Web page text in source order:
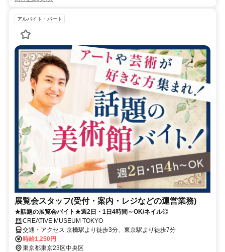
アルバイト・パート
展覧会スタッフ(受付・案内・レジなどの運営業務)
★話題の展覧会バイト★週2日・1日4時間～OK/ネイル◎
CREATIVE MUSEUM TOKYO
交通・アクセス 京橋駅より徒歩3分、東京駅より徒歩7分
時給1,250円
東京都東京23区中央区